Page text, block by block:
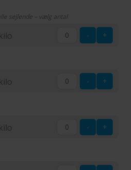
sejlende – vælg antal
- +
- +
- +